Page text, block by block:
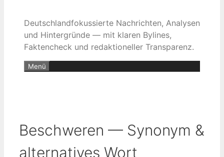
Deutschlandfokussierte Nachrichten, Analysen
und Hintergründe — mit klaren Bylines,
Faktencheck und redaktioneller Transparenz.
Menü
Beschweren — Synonym &
alternatives Wort